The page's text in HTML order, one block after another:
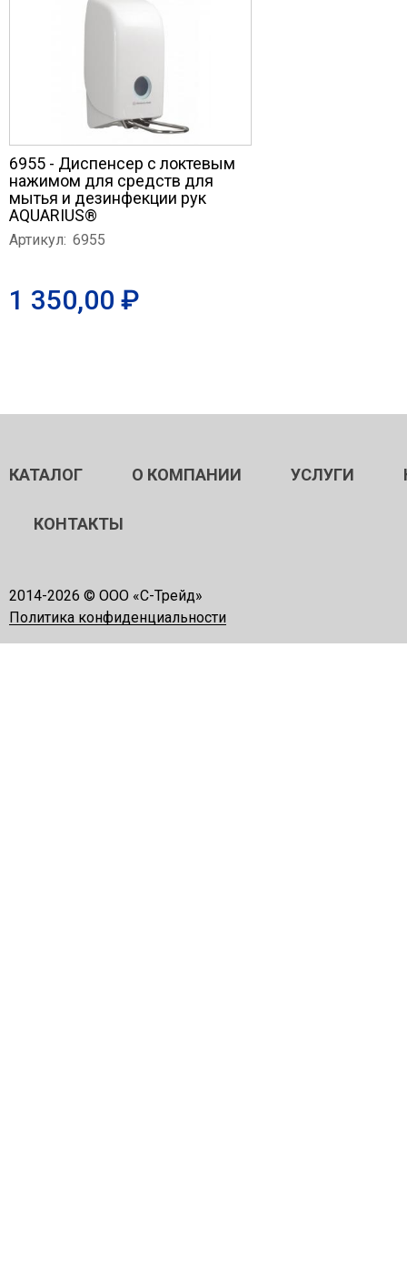
6955 - Диспенсер с локтевым
нажимом для средств для
мытья и дезинфекции рук
AQUARIUS®
Артикул: 6955
1 350,00 ₽
КАТАЛОГ О КОМПАНИИ УСЛУГИ
КОНТАКТЫ
2014-2026 © ООО «С-Трейд»
Политика конфиденциальности